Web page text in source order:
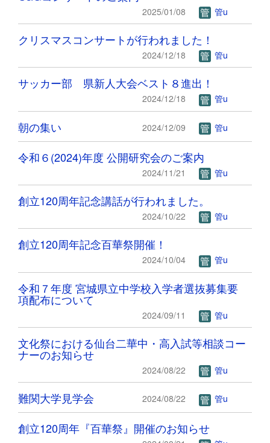
2025/01/08 管u
クリスマスコンサートが行われました！
2024/12/18 管u
サッカー部 県新人大会ベスト８進出！
2024/12/18 管u
朝の集い 2024/12/09 管u
令和６(2024)年度 公開研究会のご案内
2024/11/21 管u
創立120周年記念講話が行われました。
2024/10/22 管u
創立120周年記念百華祭開催！
2024/10/04 管u
令和７年度 宮城県立中学校入学者選抜募集要
項配布について
2024/09/11 管u
文化祭における仙台二華中・高入試等相談コー
ナーのお知らせ
2024/08/22 管u
難関大学見学会 2024/08/22 管u
創立120周年『百華祭』開催のお知らせ